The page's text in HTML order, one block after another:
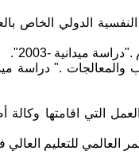
التي اقامتها وكالة